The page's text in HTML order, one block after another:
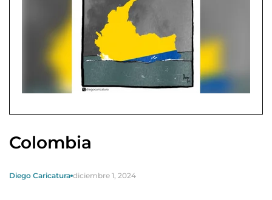
Colombia
Diego Caricatura diciembre 1, 2024